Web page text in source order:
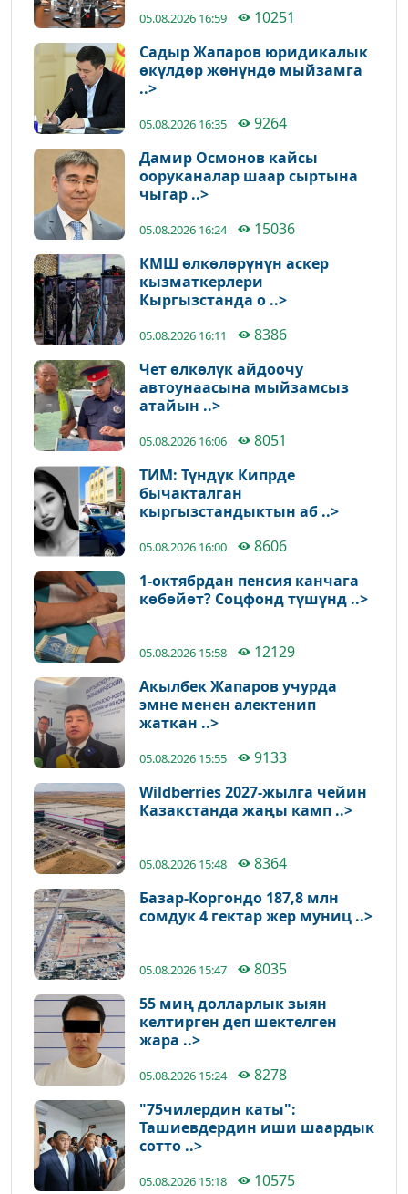
05.08.2026 16:59
10251
Садыр Жапаров юридикалык
өкүлдөр жөнүндө мыйзамга
..>
05.08.2026 16:35
9264
Дамир Осмонов кайсы
ооруканалар шаар сыртына
чыгар ..>
05.08.2026 16:24
15036
КМШ өлкөлөрүнүн аскер
кызматкерлери
Кыргызстанда о ..>
05.08.2026 16:11
8386
Чет өлкөлүк айдоочу
автоунаасына мыйзамсыз
атайын ..>
05.08.2026 16:06
8051
ТИМ: Түндүк Кипрде
бычакталган
кыргызстандыктын аб ..>
05.08.2026 16:00
8606
1-октябрдан пенсия канчага
көбөйөт? Соцфонд түшүнд ..>
05.08.2026 15:58
12129
Акылбек Жапаров учурда
эмне менен алектенип
жаткан ..>
05.08.2026 15:55
9133
Wildberries 2027-жылга чейин
Казакстанда жаңы камп ..>
05.08.2026 15:48
8364
Базар-Коргондо 187,8 млн
сомдук 4 гектар жер муниц ..>
05.08.2026 15:47
8035
55 миң долларлык зыян
келтирген деп шектелген
жара ..>
05.08.2026 15:24
8278
"75чилердин каты":
Ташиевдердин иши шаардык
сотто ..>
05.08.2026 15:18
10575